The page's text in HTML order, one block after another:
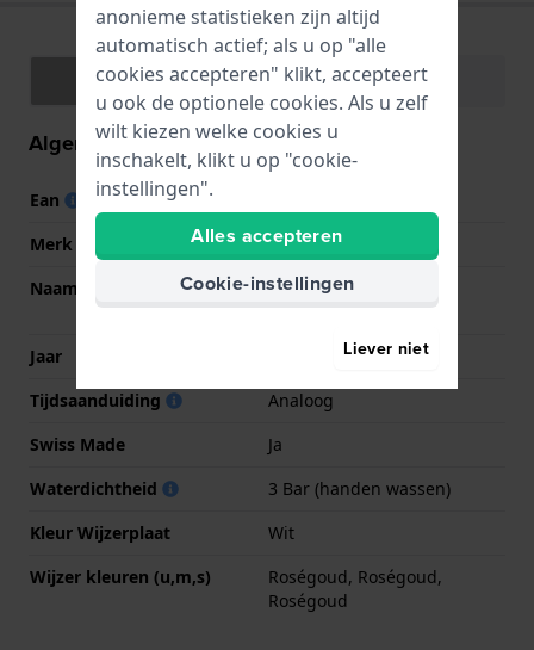
Specificaties Functies
Algemene informatie
Ean
Merk
Frederique Constant
Naam
Slimline Moonphase
Manufacture
Jaar
2018 Lente/Zomer
Tijdsaanduiding
Analoog
Swiss Made
Ja
Waterdichtheid
3 Bar (handen wassen)
Kleur Wijzerplaat
Wit
Wijzer kleuren (u,m,s)
Roségoud, Roségoud,
Roségoud
anonieme statistieken zijn altijd
automatisch actief; als u op "alle
cookies accepteren" klikt, accepteert
u ook de optionele cookies. Als u zelf
wilt kiezen welke cookies u
inschakelt, klikt u op "cookie-
instellingen".
Alles accepteren
Cookie-instellingen
Liever niet